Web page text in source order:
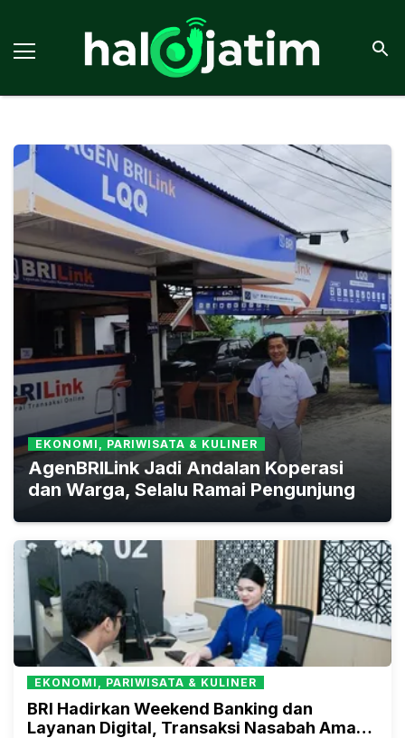
EKONOMI, PARIWISATA & KULINER
AgenBRILink Jadi Andalan Koperasi
dan Warga, Selalu Ramai Pengunjung
EKONOMI, PARIWISATA & KULINER
BRI Hadirkan Weekend Banking dan
Layanan Digital, Transaksi Nasabah Aman